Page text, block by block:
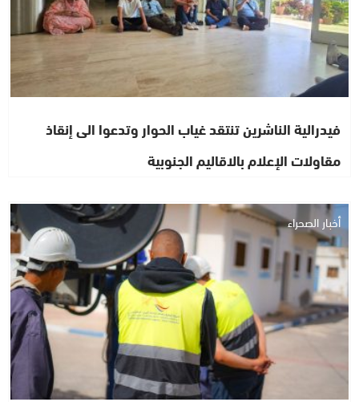
فيدرالية الناشرين تنتقد غياب الحوار وتدعوا الى إنقاذ
مقاولات الإعلام بالاقاليم الجنوبية
أخبار الصحراء